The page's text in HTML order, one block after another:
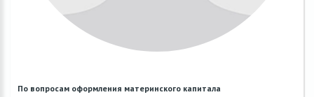
По вопросам оформления материнского капитала